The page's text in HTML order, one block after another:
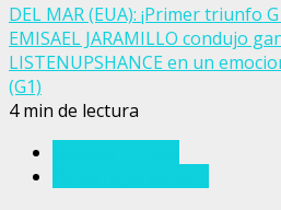
DEL MAR (EUA): ¡Primer triunfo
EMISAEL JARAMILLO condujo
LISTENUPSHANCE en un
(G1)
4 min de lectura